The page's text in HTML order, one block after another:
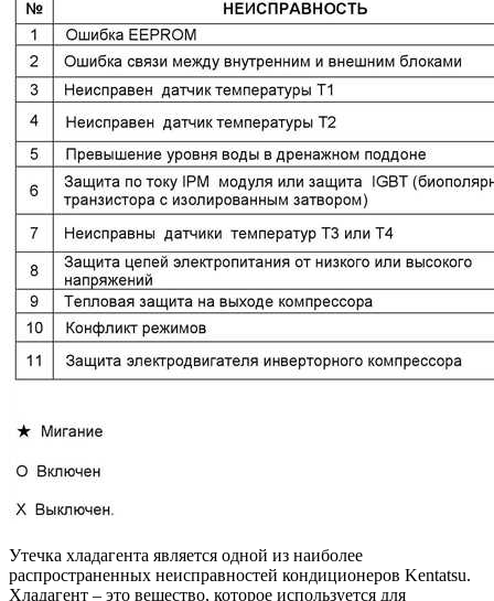
Утечка хладагента является одной из наиболее
распространенных неисправностей кондиционеров Kentatsu.
Хладагент – это вещество, которое используется для